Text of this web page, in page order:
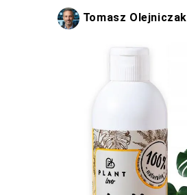
Tomasz Olejniczak